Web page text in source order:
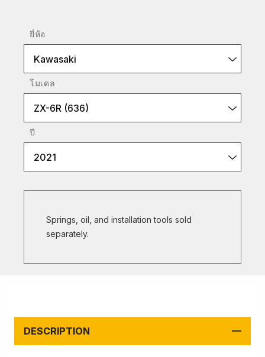
ยี่ห้อ
Kawasaki
โมเดล
ZX-6R (636)
ปี
2021
Springs, oil, and installation tools sold
separately.
DESCRIPTION